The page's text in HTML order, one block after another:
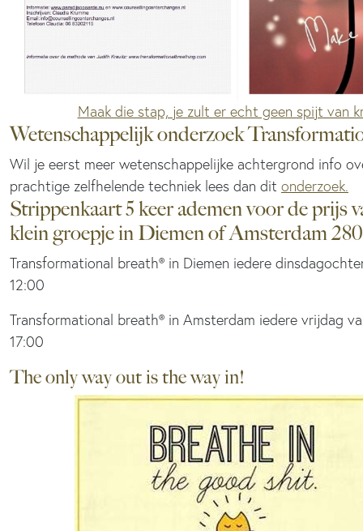
Maak die stap, je zult er echt geen spijt van
Wetenschappelijk onderzoek
Wil je eerst meer wetenschappelijke achtergrond info
prachtige zelfhelende techniek lees dan dit onderzoek.
Strippenkaart 5 keer ademen voor de prijs
klein groepje in Diemen of Amsterdam
Transformational breath® in Diemen iedere
12:00
Transformational breath® in Amsterdam iedere vrijdag
17:00
The only way out is the way in!